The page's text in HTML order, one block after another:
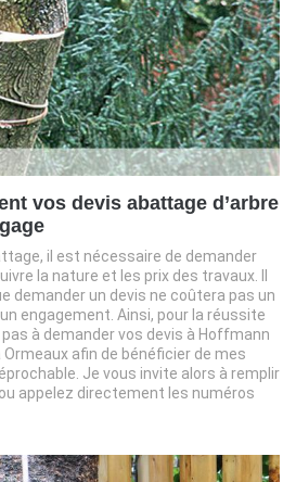
vos devis abattage d’arbre
il est nécessaire de demander
la nature et les prix des travaux. Il
demander un devis ne coûtera pas un
engagement. Ainsi, pour la réussite
à demander vos devis à Hoffmann
afin de bénéficier de mes
Je vous invite alors à remplir
appelez directement les numéros